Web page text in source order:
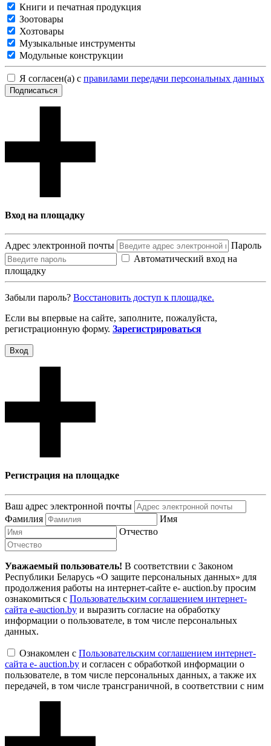
Книги и печатная продукция
Зоотовары
Хозтовары
Музыкальные инструменты
Модульные конструкции
Я согласен(а) с правилами передачи персональных данных
Подписаться
Вход на площадку
Адрес электронной почты
Пароль
Автоматический вход на
площадку
Забыли пароль? Восcтановить доступ к площадке.
Если вы впервые на сайте, заполните, пожалуйста,
регистрационную форму. Зарегистрироваться
Вход
Регистрация на площадке
Ваш адрес электронной почты
Фамилия
Имя
Отчество
Уважаемый пользователь! В соответствии с Законом
Республики Беларусь «О защите персональных данных» для
продолжения работы на интернет-сайте e- auction.by просим
ознакомиться с Пользовательским соглашением интернет-
сайта e-auction.by и выразить согласие на обработку
информации о пользователе, в том числе персональных
данных.
Ознакомлен с Пользовательским соглашением интернет-
сайта e- auction.by и согласен с обработкой информации о
пользователе, в том числе персональных данных, а также их
передачей, в том числе трансграничной, в соответствии с ним